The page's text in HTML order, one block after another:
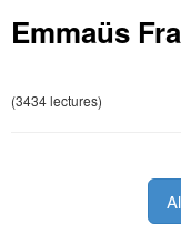
Emmaüs
(3434 lectures)